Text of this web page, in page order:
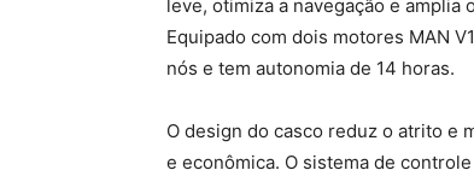
leve, otimiza a navegação e
Equipado com dois motores MAN
nós e tem autonomia de 14 horas.
O design do casco reduz o atrito e
e econômica. O sistema de